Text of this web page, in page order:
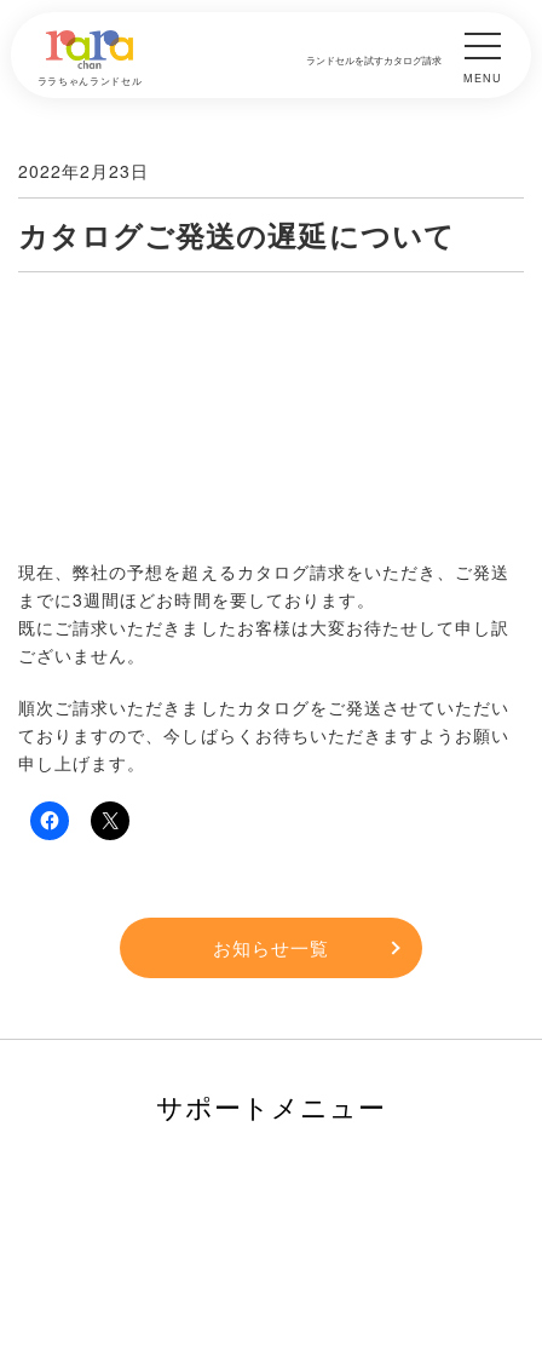
ララちゃんランドセル
ランドセルを試すカタログ請求
MENU
2022年2月23日
カタログご発送の遅延について
現在、弊社の予想を超えるカタログ請求をいただき、ご発送
までに3週間ほどお時間を要しております。
既にご請求いただきましたお客様は大変お待たせして申し訳
ございません。
順次ご請求いただきましたカタログをご発送させていただい
ておりますので、今しばらくお待ちいただきますようお願い
申し上げます。
お知らせ一覧
サポートメニュー